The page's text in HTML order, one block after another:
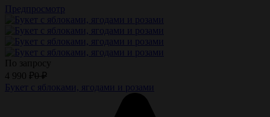
Предпросмотр
По запросу
4 990 ₽0 ₽
Букет с яблоками, ягодами и розами